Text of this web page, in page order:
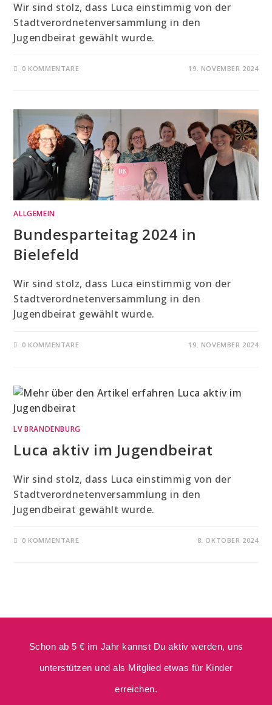
Wir sind stolz, dass Luca einstimmig von der
Stadtverordnetenversammlung in den
Jugendbeirat gewählt wurde.
0 KOMMENTARE 19. NOVEMBER 2024
ALLGEMEIN
Bundesparteitag 2024 in
Bielefeld
Wir sind stolz, dass Luca einstimmig von der
Stadtverordnetenversammlung in den
Jugendbeirat gewählt wurde.
0 KOMMENTARE 19. NOVEMBER 2024
LV BRANDENBURG
Luca aktiv im Jugendbeirat
Wir sind stolz, dass Luca einstimmig von der
Stadtverordnetenversammlung in den
Jugendbeirat gewählt wurde.
0 KOMMENTARE 8. OKTOBER 2024
Schon ab 5 € im Jahr kannst Du aktiv werden, uns
unterstützen und als Mitglied etwas für Kinder
erreichen.